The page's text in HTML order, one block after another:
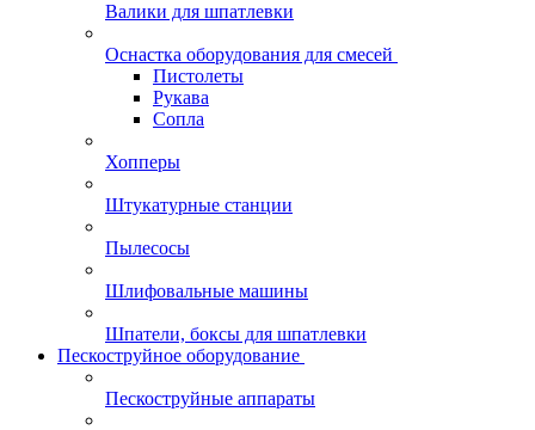
Валики для шпатлевки
Оснастка оборудования для смесей
Пистолеты
Рукава
Сопла
Хопперы
Штукатурные станции
Пылесосы
Шлифовальные машины
Шпатели, боксы для шпатлевки
Пескоструйное оборудование
Пескоструйные аппараты